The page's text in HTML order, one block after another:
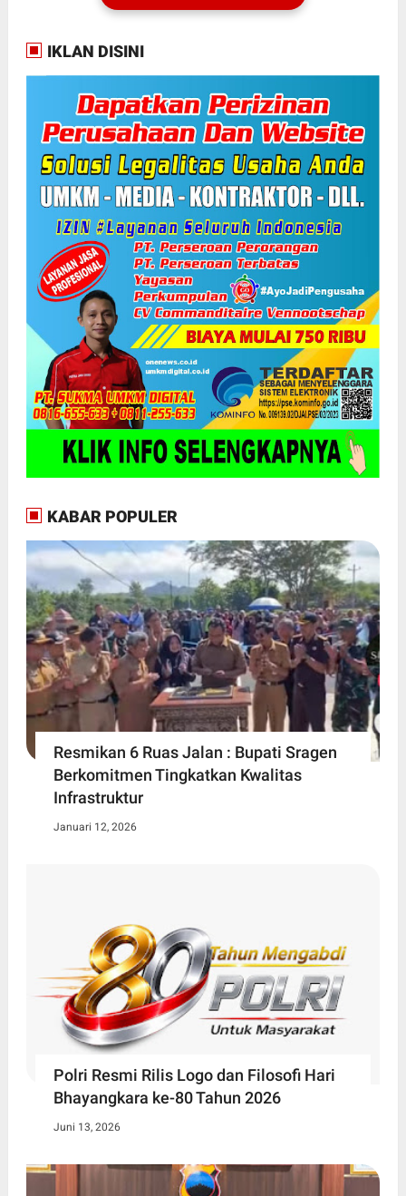
IKLAN DISINI
KABAR POPULER
Resmikan 6 Ruas Jalan : Bupati Sragen
Berkomitmen Tingkatkan Kwalitas
Infrastruktur
Januari 12, 2026
Polri Resmi Rilis Logo dan Filosofi Hari
Bhayangkara ke-80 Tahun 2026
Juni 13, 2026